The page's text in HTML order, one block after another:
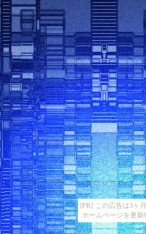
[PR] この広告は3ヶ
ホームページを更